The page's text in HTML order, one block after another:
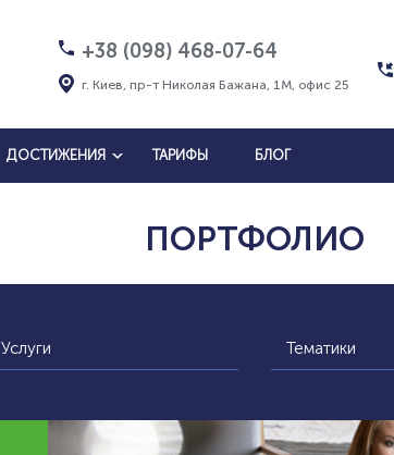
+38 (098) 468-07-64
г. Киев, пр-т Николая Бажана, 1М, офис 25
ДОСТИЖЕНИЯ ТАРИФЫ БЛОГ
ПОРТФОЛИО
Услуги Тематики